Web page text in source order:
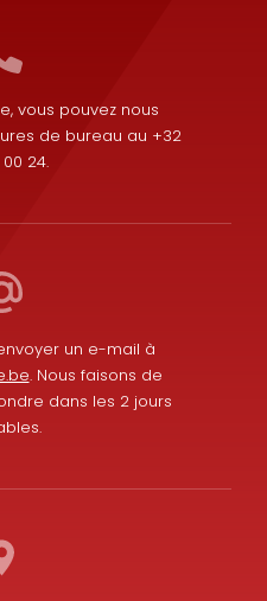
vous pouvez nous
de bureau au +32
24.
un e-mail à
. Nous faisons de
dans les 2 jours